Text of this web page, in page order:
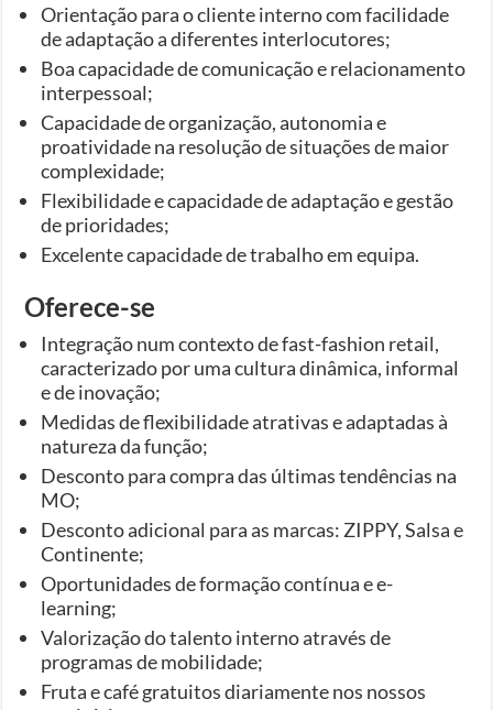
Orientação para o cliente interno com facilidade
de adaptação a diferentes interlocutores;
Boa capacidade de comunicação e relacionamento
interpessoal;
Capacidade de organização, autonomia e
proatividade na resolução de situações de maior
complexidade;
Flexibilidade e capacidade de adaptação e gestão
de prioridades;
Excelente capacidade de trabalho em equipa.
Oferece-se
Integração num contexto de fast-fashion retail,
caracterizado por uma cultura dinâmica, informal
e de inovação;
Medidas de flexibilidade atrativas e adaptadas à
natureza da função;
Desconto para compra das últimas tendências na
MO;
Desconto adicional para as marcas: ZIPPY, Salsa e
Continente;
Oportunidades de formação contínua e e-
learning;
Valorização do talento interno através de
programas de mobilidade;
Fruta e café gratuitos diariamente nos nossos